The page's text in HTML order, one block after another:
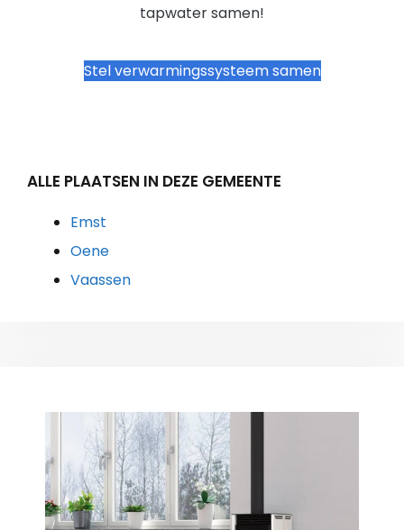
tapwater samen!
Stel verwarmingssysteem samen
ALLE PLAATSEN IN DEZE GEMEENTE
Emst
Oene
Vaassen